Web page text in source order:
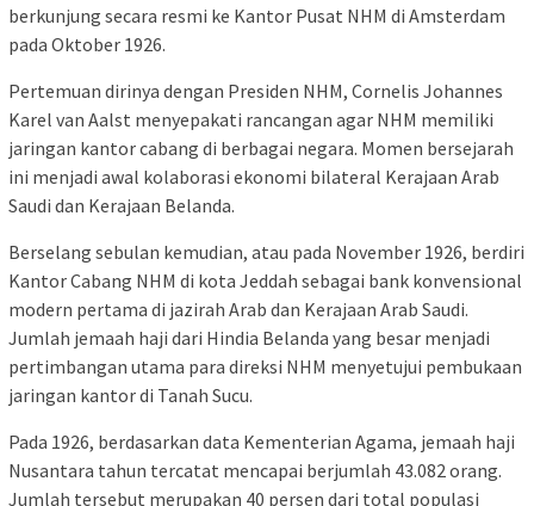
berkunjung secara resmi ke Kantor Pusat NHM di Amsterdam
pada Oktober 1926.
Pertemuan dirinya dengan Presiden NHM, Cornelis Johannes
Karel van Aalst menyepakati rancangan agar NHM memiliki
jaringan kantor cabang di berbagai negara. Momen bersejarah
ini menjadi awal kolaborasi ekonomi bilateral Kerajaan Arab
Saudi dan Kerajaan Belanda.
Berselang sebulan kemudian, atau pada November 1926, berdiri
Kantor Cabang NHM di kota Jeddah sebagai bank konvensional
modern pertama di jazirah Arab dan Kerajaan Arab Saudi.
Jumlah jemaah haji dari Hindia Belanda yang besar menjadi
pertimbangan utama para direksi NHM menyetujui pembukaan
jaringan kantor di Tanah Sucu.
Pada 1926, berdasarkan data Kementerian Agama, jemaah haji
Nusantara tahun tercatat mencapai berjumlah 43.082 orang.
Jumlah tersebut merupakan 40 persen dari total populasi